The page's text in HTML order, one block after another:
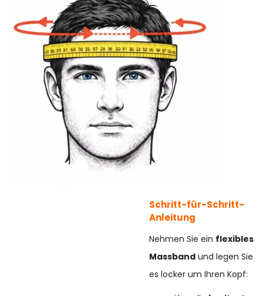
Schritt-für-Schritt-
Anleitung
Nehmen Sie ein flexibles
Massband und legen Sie
es locker um Ihren Kopf: